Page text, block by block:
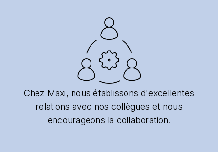
Chez Maxi, nous établissons d'excellentes
relations avec nos collègues et nous
encourageons la collaboration.